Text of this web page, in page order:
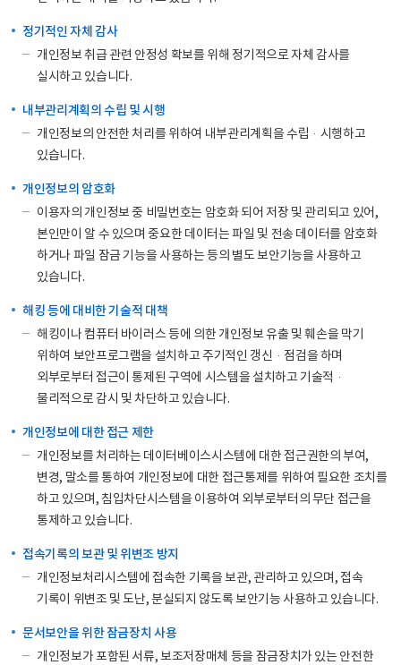
정기적인 자체 감사
개인정보 취급 관련 안정성 확보를 위해 정기적으로 자체 감사를
실시하고 있습니다.
내부관리계획의 수립 및 시행
개인정보의 안전한 처리를 위하여 내부관리계획을 수립·시행하고
있습니다.
개인정보의 암호화
이용자의 개인정보 중 비밀번호는 암호화 되어 저장 및 관리되고 있어,
본인만이 알 수 있으며 중요한 데이터는 파일 및 전송 데이터를 암호화
하거나 파일 잠금 기능을 사용하는 등의 별도 보안기능을 사용하고
있습니다.
해킹 등에 대비한 기술적 대책
해킹이나 컴퓨터 바이러스 등에 의한 개인정보 유출 및 훼손을 막기
위하여 보안프로그램을 설치하고 주기적인 갱신·점검을 하며
외부로부터 접근이 통제된 구역에 시스템을 설치하고 기술적·
물리적으로 감시 및 차단하고 있습니다.
개인정보에 대한 접근 제한
개인정보를 처리하는 데이터베이스시스템에 대한 접근권한의 부여,
변경, 말소를 통하여 개인정보에 대한 접근통제를 위하여 필요한 조치를
하고 있으며, 침입차단시스템을 이용하여 외부로부터의 무단 접근을
통제하고 있습니다.
접속기록의 보관 및 위변조 방지
개인정보처리시스템에 접속한 기록을 보관, 관리하고 있으며, 접속
기록이 위변조 및 도난, 분실되지 않도록 보안기능 사용하고 있습니다.
문서보안을 위한 잠금장치 사용
개인정보가 포함된 서류, 보조저장매체 등을 잠금장치가 있는 안전한